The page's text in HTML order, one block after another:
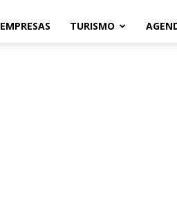
EMPRESAS TURISMO